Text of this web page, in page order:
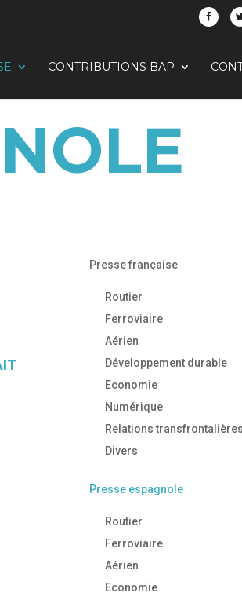
CONTRIBUTIONS BAP
Presse française
Routier
Ferroviaire
Aérien
Développement durable
Economie
Numérique
Relations transfrontalières
Divers
Presse espagnole
Routier
Ferroviaire
Aérien
Economie